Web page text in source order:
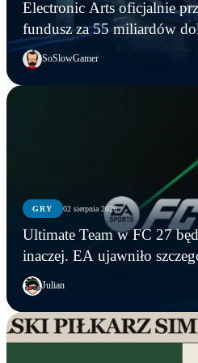
Electronic Arts oficjalnie
fundusz za 55 miliardów
SoSlowGamer
GRY 02 sierpnia 2026
Ultimate Team w FC 27
inaczej. EA ujawniło
Julian